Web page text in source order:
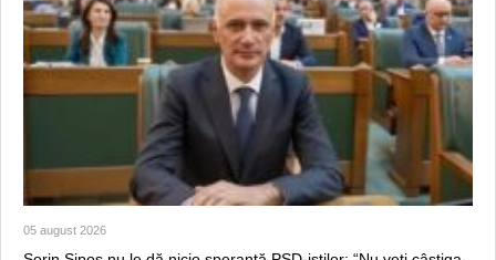
05 august 2026